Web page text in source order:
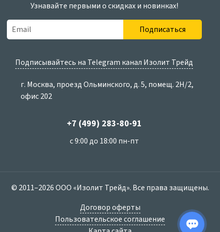
Узнавайте первыми о скидках и новинках!
Подписаться
Подписывайтесь на Telegram канал Изолит Трейд
г. Москва, проезд Ольминского, д. 5, помещ. 2Н/2,
офис 202
+7 (499) 283-80-91
с 9:00 до 18:00 пн-пт
© 2011–2026 ООО «Изолит Трейд». Все права защищены.
Договор оферты
Пользовательское соглашение